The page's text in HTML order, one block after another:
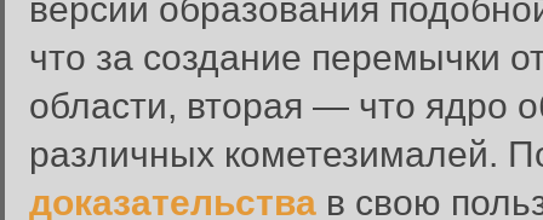
версии образования
что за создание перемычки
области, вторая — что ядро
различных кометезималей.
доказательства в свою